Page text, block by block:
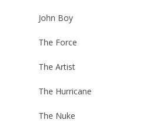
John Boy
The Force
The Artist
The Hurricane
The Nuke